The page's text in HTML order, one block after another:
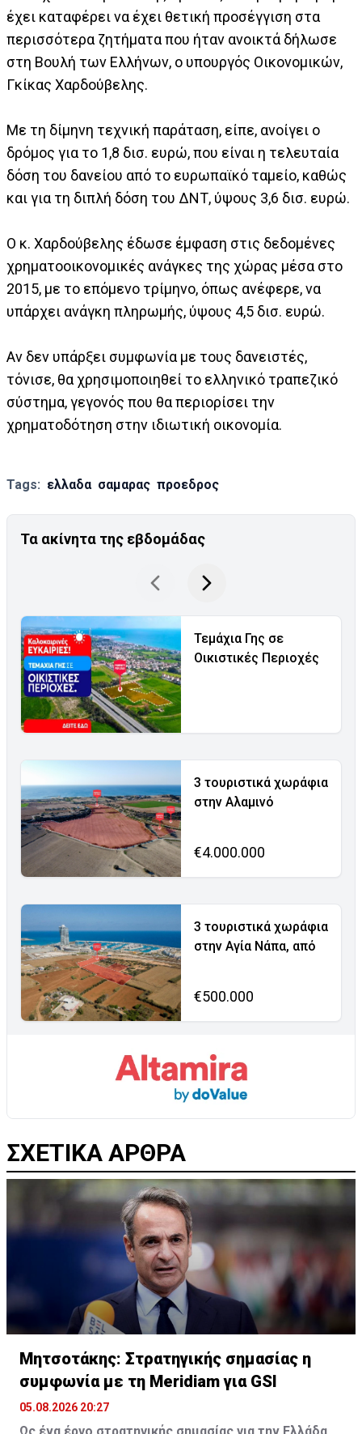
έχει καταφέρει να έχει θετική προσέγγιση στα
περισσότερα ζητήματα που ήταν ανοικτά δήλωσε
στη Βουλή των Ελλήνων, ο υπουργός Οικονομικών,
Γκίκας Χαρδούβελης.
Με τη δίμηνη τεχνική παράταση, είπε, ανοίγει ο
δρόμος για το 1,8 δισ. ευρώ, που είναι η τελευταία
δόση του δανείου από το ευρωπαϊκό ταμείο, καθώς
και για τη διπλή δόση του ΔΝΤ, ύψους 3,6 δισ. ευρώ.
Ο κ. Χαρδούβελης έδωσε έμφαση στις δεδομένες
χρηματοοικονομικές ανάγκες της χώρας μέσα στο
2015, με το επόμενο τρίμηνο, όπως ανέφερε, να
υπάρχει ανάγκη πληρωμής, ύψους 4,5 δισ. ευρώ.
Αν δεν υπάρξει συμφωνία με τους δανειστές,
τόνισε, θα χρησιμοποιηθεί το ελληνικό τραπεζικό
σύστημα, γεγονός που θα περιορίσει την
χρηματοδότηση στην ιδιωτική οικονομία.
Tags: ελλαδα σαμαρας προεδρος
Τα ακίνητα της εβδομάδας
Τεμάχια Γης σε
Οικιστικές Περιοχές
3 τουριστικά χωράφια
στην Αλαμινό
€4.000.000
3 τουριστικά χωράφια
στην Αγία Νάπα, από
€500.000
ΣΧΕΤΙΚΑ ΑΡΘΡΑ
Μητσοτάκης: Στρατηγικής σημασίας η
συμφωνία με τη Meridiam για GSI
05.08.2026 20:27